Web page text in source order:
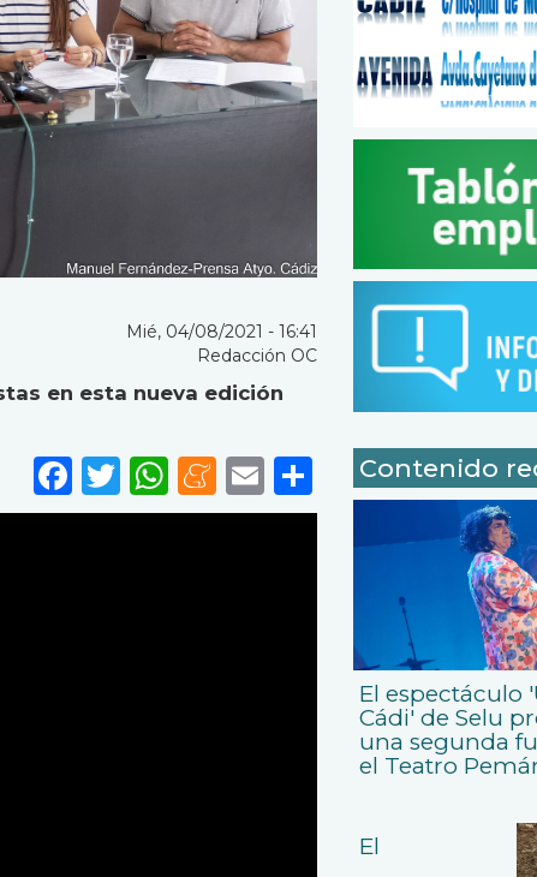
Mié, 04/08/2021 - 16:41
Redacción OC
en esta nueva edición
Facebook
Twitter
WhatsApp
Meneame
Email
Share
Contenido
El espectáculo
Cádi' de Selu
una segunda
el Teatro
El